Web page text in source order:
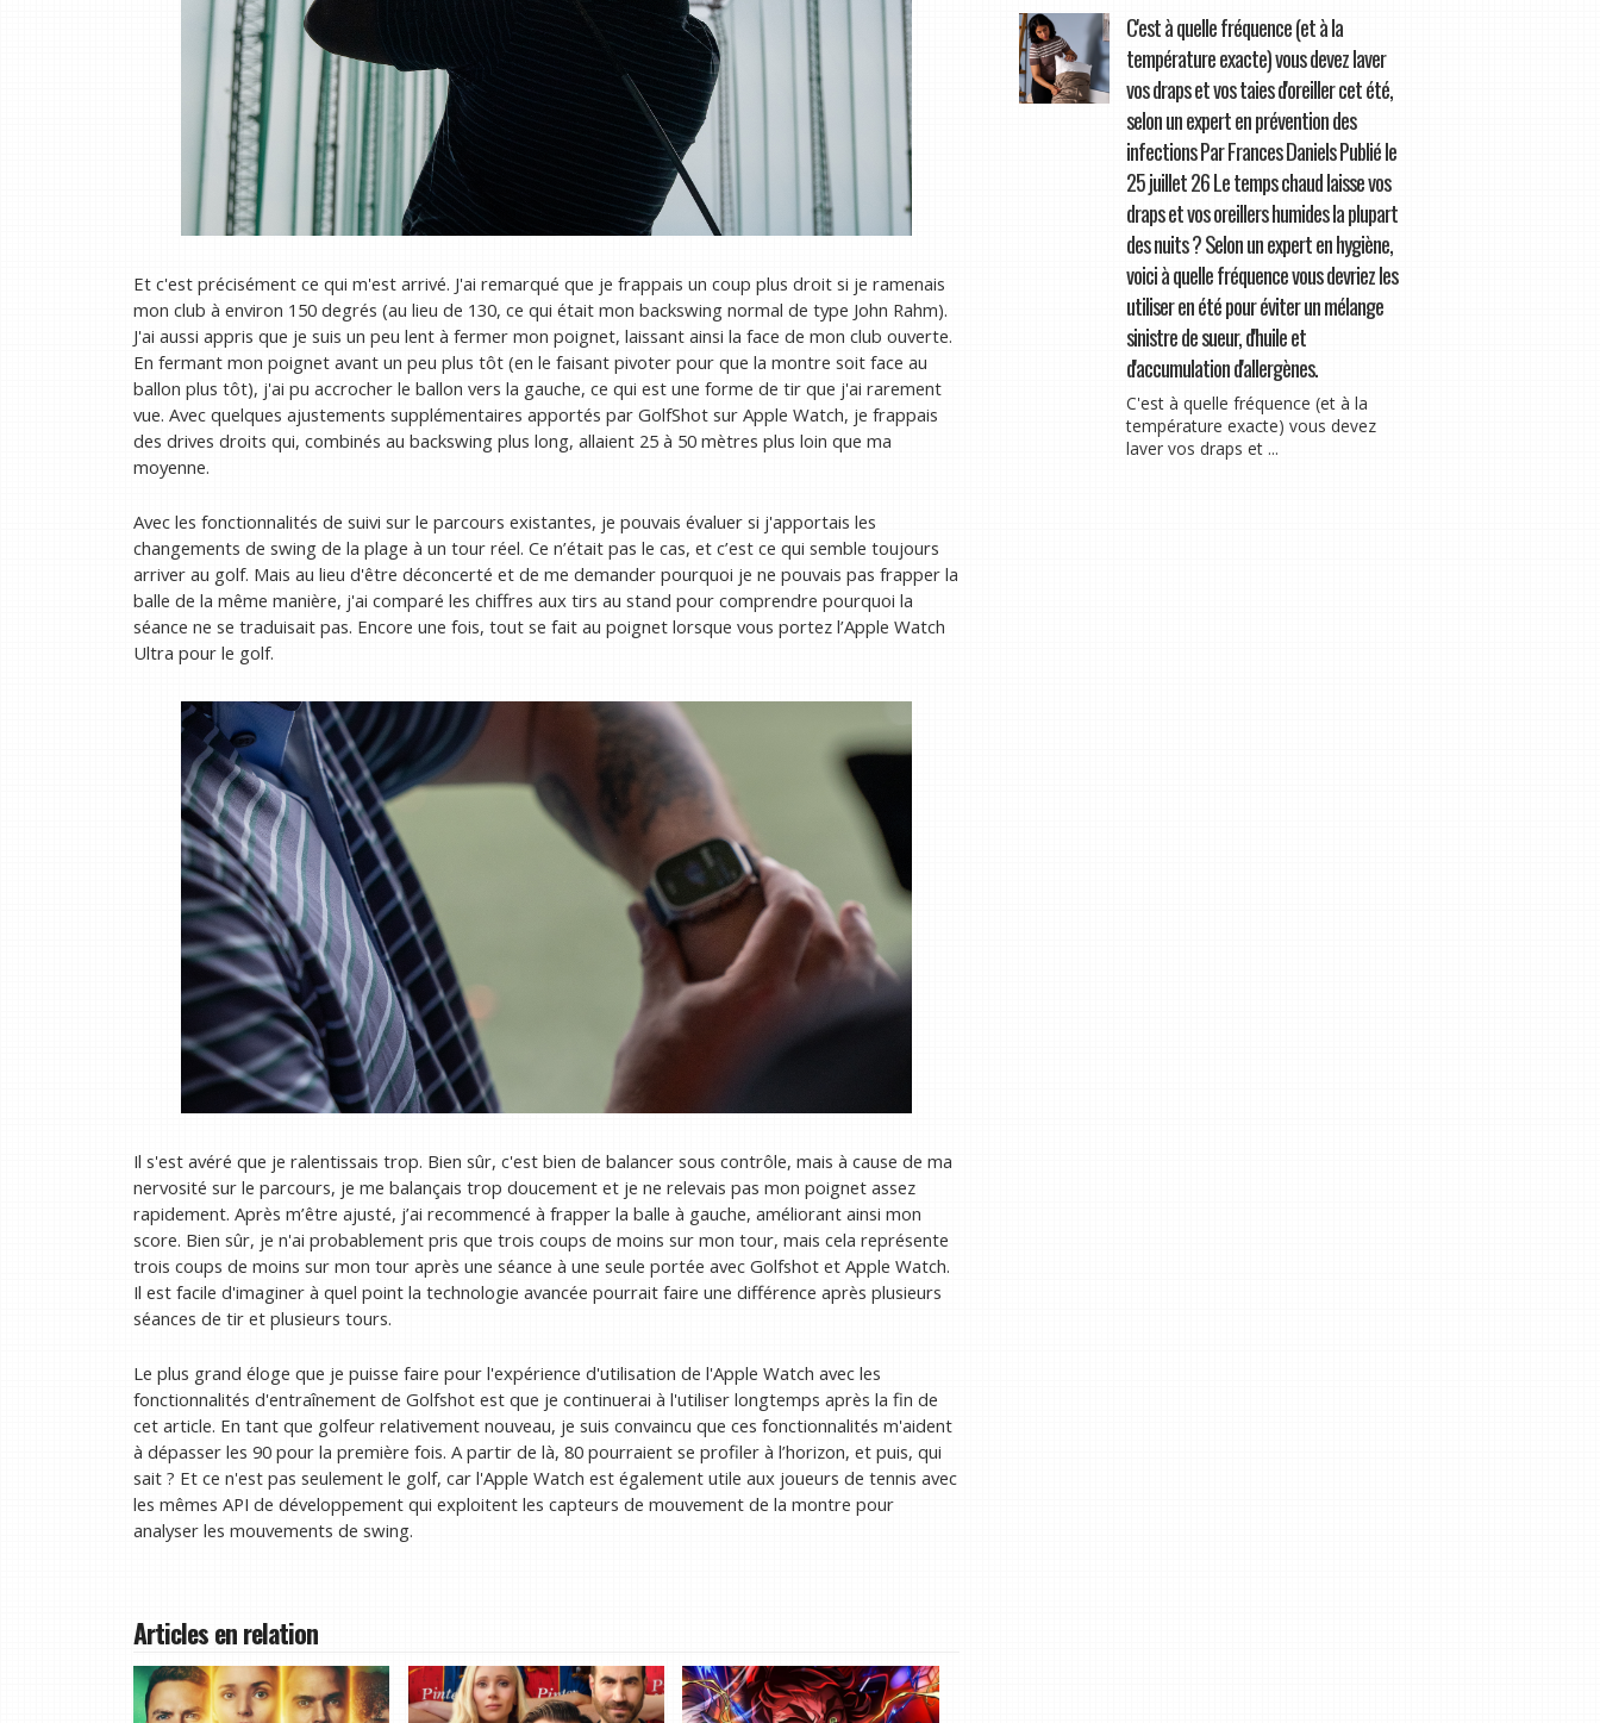
Et c'est précisément ce qui m'est arrivé. J'ai remarqué que je frappais un coup plus droit si je ramenais
mon club à environ 150 degrés (au lieu de 130, ce qui était mon backswing normal de type John Rahm).
J'ai aussi appris que je suis un peu lent à fermer mon poignet, laissant ainsi la face de mon club ouverte.
En fermant mon poignet avant un peu plus tôt (en le faisant pivoter pour que la montre soit face au
ballon plus tôt), j'ai pu accrocher le ballon vers la gauche, ce qui est une forme de tir que j'ai rarement
vue. Avec quelques ajustements supplémentaires apportés par GolfShot sur Apple Watch, je frappais
des drives droits qui, combinés au backswing plus long, allaient 25 à 50 mètres plus loin que ma
moyenne.
Avec les fonctionnalités de suivi sur le parcours existantes, je pouvais évaluer si j'apportais les
changements de swing de la plage à un tour réel. Ce n’était pas le cas, et c’est ce qui semble toujours
arriver au golf. Mais au lieu d'être déconcerté et de me demander pourquoi je ne pouvais pas frapper la
balle de la même manière, j'ai comparé les chiffres aux tirs au stand pour comprendre pourquoi la
séance ne se traduisait pas. Encore une fois, tout se fait au poignet lorsque vous portez l’Apple Watch
Ultra pour le golf.
Il s'est avéré que je ralentissais trop. Bien sûr, c'est bien de balancer sous contrôle, mais à cause de ma
nervosité sur le parcours, je me balançais trop doucement et je ne relevais pas mon poignet assez
rapidement. Après m’être ajusté, j’ai recommencé à frapper la balle à gauche, améliorant ainsi mon
score. Bien sûr, je n'ai probablement pris que trois coups de moins sur mon tour, mais cela représente
trois coups de moins sur mon tour après une séance à une seule portée avec Golfshot et Apple Watch.
Il est facile d'imaginer à quel point la technologie avancée pourrait faire une différence après plusieurs
séances de tir et plusieurs tours.
Le plus grand éloge que je puisse faire pour l'expérience d'utilisation de l'Apple Watch avec les
fonctionnalités d'entraînement de Golfshot est que je continuerai à l'utiliser longtemps après la fin de
cet article. En tant que golfeur relativement nouveau, je suis convaincu que ces fonctionnalités m'aident
à dépasser les 90 pour la première fois. A partir de là, 80 pourraient se profiler à l’horizon, et puis, qui
sait ? Et ce n'est pas seulement le golf, car l'Apple Watch est également utile aux joueurs de tennis avec
les mêmes API de développement qui exploitent les capteurs de mouvement de la montre pour
analyser les mouvements de swing.
Articles en relation
C'est à quelle fréquence (et à la
température exacte) vous devez laver
vos draps et vos taies d'oreiller cet été,
selon un expert en prévention des
infections Par Frances Daniels Publié le
25 juillet 26 Le temps chaud laisse vos
draps et vos oreillers humides la plupart
des nuits ? Selon un expert en hygiène,
voici à quelle fréquence vous devriez les
utiliser en été pour éviter un mélange
sinistre de sueur, d'huile et
d'accumulation d'allergènes.
C'est à quelle fréquence (et à la
température exacte) vous devez
laver vos draps et ...